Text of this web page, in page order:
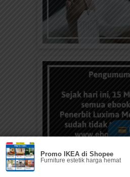
Promo IKEA di Shopee
Furniture estetik harga hemat